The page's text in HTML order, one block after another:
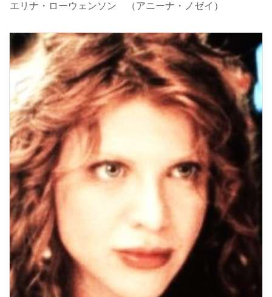
エリナ・ローウェンソン （アニーナ・ノゼイ）